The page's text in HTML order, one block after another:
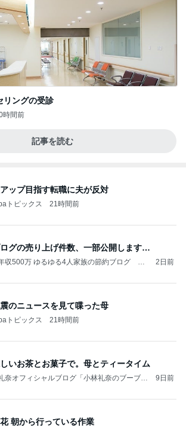
リングの受診
時間前
記事を読む
ップ目指す転職に夫が反対
トピックス 21時間前
グの売り上げ件数、一部公開します…
収500万 ゆるゆる4人家族の節約ブログ 〜
2日前
のニュースを見て喋った母
トピックス 21時間前
いお茶とお菓子で。母とティータイム
奈オフィシャルブログ「小林礼奈のブーブー
9日前
朝から行っている作業